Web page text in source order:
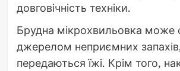
довговічність техніки.
Брудна мікрохвильовка може
джерелом неприємних запахів,
передаються їжі. Крім того,